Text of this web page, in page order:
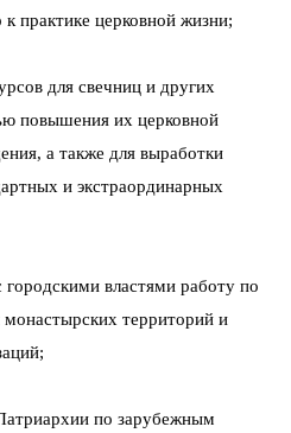
практике церковной жизни;
для свечниц и других
повышения их церковной
а также для выработки
и экстраординарных
властями работу по
территорий и
по зарубежным